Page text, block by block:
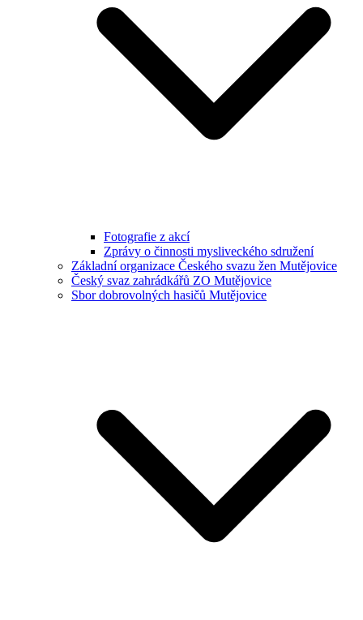
Fotografie z akcí
Zprávy o činnosti mysliveckého sdružení
Základní organizace Českého svazu žen Mutějovice
Český svaz zahrádkářů ZO Mutějovice
Sbor dobrovolných hasičů Mutějovice